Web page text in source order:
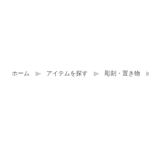
ホーム アイテムを探す 彫刻・置き物